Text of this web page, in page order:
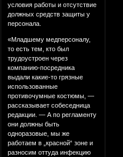
условия работы и отсутствие
должных средств защиты у
персонала.
«Младшему медперсоналу,
то есть тем, кто был
трудоустроен через
компанию-посредника
выдали какие-то грязные
использованные
противочумные костюмы, —
рассказывает собеседница
редакции. — А по регламенту
они должны быть
одноразовые, мы же
работаем в „красной“ зоне и
разносим оттуда инфекцию